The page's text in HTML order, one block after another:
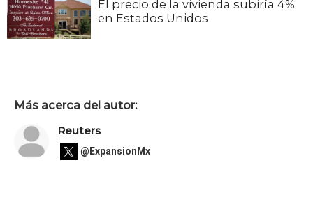
El precio de la vivienda subiría 4%
en Estados Unidos
Más acerca del autor:
Reuters
@ExpansionMx